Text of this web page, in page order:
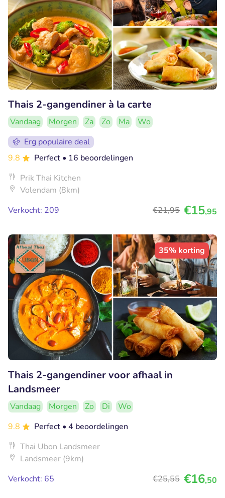
Thais 2-gangendiner à la carte
Vandaag Morgen Za Zo Ma
Wo
Erg populaire deal
9.8
Perfect • 16 beoordelingen
Prik Thai Kitchen
Volendam (8km)
Verkocht: 209
€21,95 €15,95
35% korting
Thais 2-gangendiner voor afhaal in
Landsmeer
Vandaag Morgen Zo Di
Wo
9.8
Perfect • 4 beoordelingen
Thai Ubon Landsmeer
Landsmeer (9km)
Verkocht: 65
€25,55 €16,50